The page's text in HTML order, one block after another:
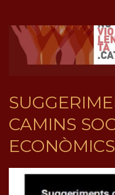
contingut
CAMINS